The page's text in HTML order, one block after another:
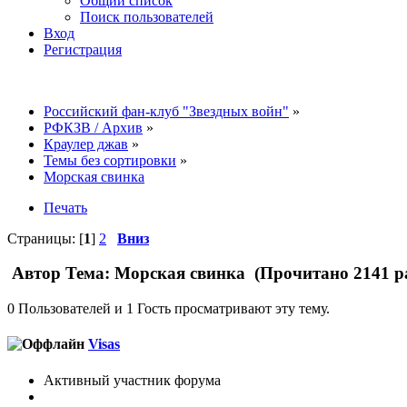
Поиск пользователей
Вход
Регистрация
Российский фан-клуб "Звездных войн" »
РФКЗВ / Архив »
Краулер джав »
Темы без сортировки »
Морская свинка
Печать
Страницы: [1] 2 Вниз
Автор Тема: Морская свинка (Прочитано 2141
0 Пользователей и 1 Гость просматривают эту тему.
Visas
Активный участник форума